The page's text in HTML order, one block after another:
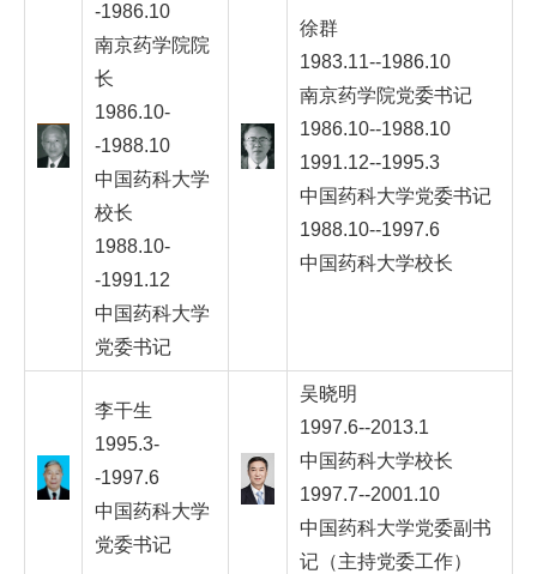
-1986.10
南京药学院院
长
1986.10-
-1988.10
中国药科大学
校长
1988.10-
-1991.12
中国药科大学
党委书记
徐群
1983.11--1986.10
南京药学院党委书记
1986.10--1988.10
1991.12--1995.3
中国药科大学党委书记
1988.10--1997.6
中国药科大学校长
李干生
1995.3-
-1997.6
中国药科大学
党委书记
吴晓明
1997.6--2013.1
中国药科大学校长
1997.7--2001.10
中国药科大学党委副书
记（主持党委工作）